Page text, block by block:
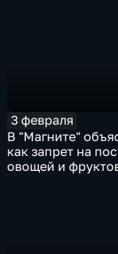
3 февраля
В "Магните"
как запрет на
овощей и